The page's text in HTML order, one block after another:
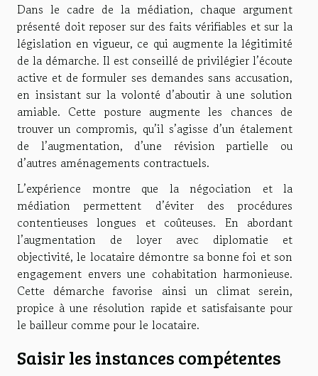
Dans le cadre de la médiation, chaque argument
présenté doit reposer sur des faits vérifiables et sur la
législation en vigueur, ce qui augmente la légitimité
de la démarche. Il est conseillé de privilégier l’écoute
active et de formuler ses demandes sans accusation,
en insistant sur la volonté d’aboutir à une solution
amiable. Cette posture augmente les chances de
trouver un compromis, qu’il s’agisse d’un étalement
de l’augmentation, d’une révision partielle ou
d’autres aménagements contractuels.
L’expérience montre que la négociation et la
médiation permettent d’éviter des procédures
contentieuses longues et coûteuses. En abordant
l’augmentation de loyer avec diplomatie et
objectivité, le locataire démontre sa bonne foi et son
engagement envers une cohabitation harmonieuse.
Cette démarche favorise ainsi un climat serein,
propice à une résolution rapide et satisfaisante pour
le bailleur comme pour le locataire.
Saisir les instances compétentes